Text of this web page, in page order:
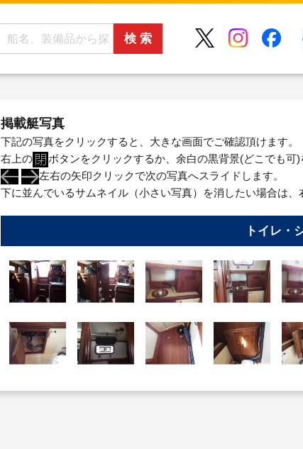
掲載艇写真
下記の写真をクリックすると、大きな画面でご確認頂けます。
右上の
ボタンをクリックするか、余白の黒背景(どこでも可
左右の矢印クリックで次の写真へスライドします。
下に並んでいるサムネイル（小さい写真）を消したい場合は、
トイレ・